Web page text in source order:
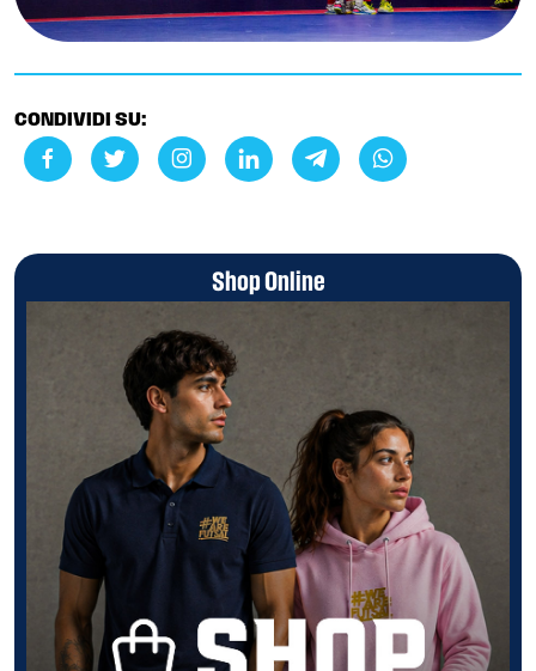
CONDIVIDI SU:
Shop Online